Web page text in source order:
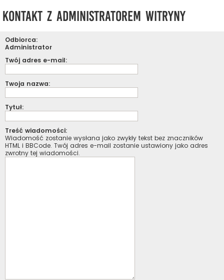
Kontakt z administratorem witryny
Odbiorca:
Administrator
Twój adres e-mail:
Twoja nazwa:
Tytuł:
Treść wiadomości:
Wiadomość zostanie wysłana jako zwykły tekst bez znaczników
HTML i BBCode. Twój adres e-mail zostanie ustawiony jako adres
zwrotny tej wiadomości.